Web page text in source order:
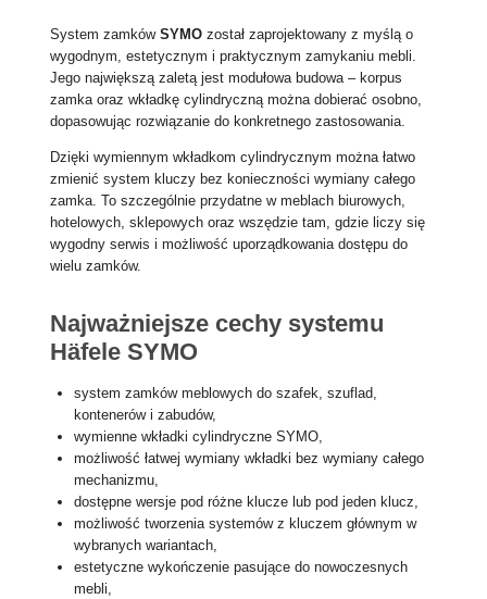
System zamków SYMO został zaprojektowany z myślą o
wygodnym, estetycznym i praktycznym zamykaniu mebli.
Jego największą zaletą jest modułowa budowa – korpus
zamka oraz wkładkę cylindryczną można dobierać osobno,
dopasowując rozwiązanie do konkretnego zastosowania.
Dzięki wymiennym wkładkom cylindrycznym można łatwo
zmienić system kluczy bez konieczności wymiany całego
zamka. To szczególnie przydatne w meblach biurowych,
hotelowych, sklepowych oraz wszędzie tam, gdzie liczy się
wygodny serwis i możliwość uporządkowania dostępu do
wielu zamków.
Najważniejsze cechy systemu
Häfele SYMO
system zamków meblowych do szafek, szuflad,
kontenerów i zabudów,
wymienne wkładki cylindryczne SYMO,
możliwość łatwej wymiany wkładki bez wymiany całego
mechanizmu,
dostępne wersje pod różne klucze lub pod jeden klucz,
możliwość tworzenia systemów z kluczem głównym w
wybranych wariantach,
estetyczne wykończenie pasujące do nowoczesnych
mebli,